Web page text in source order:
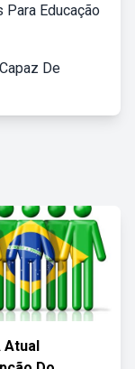
Educação
De
Atual